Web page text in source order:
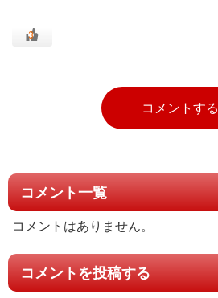
3
コメントする
コメント一覧
コメントはありません。
コメントを投稿する